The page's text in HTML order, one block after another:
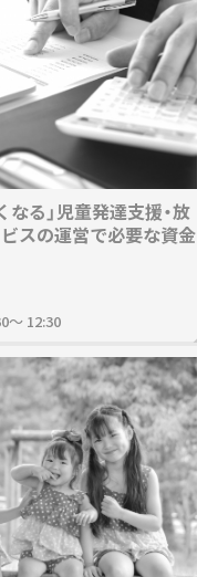
なる」児童発達支援・放
スの運営で必要な資金
～ 12:30